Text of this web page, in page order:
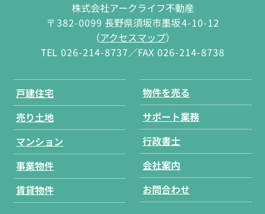
株式会社アークライフ不動産
〒382-0099 長野県須坂市墨坂4-10-12
（アクセスマップ）
TEL 026-214-8737／FAX 026-214-8738
戸建住宅
売り土地
マンション
事業物件
賃貸物件
物件を売る
サポート業務
行政書士
会社案内
お問合わせ